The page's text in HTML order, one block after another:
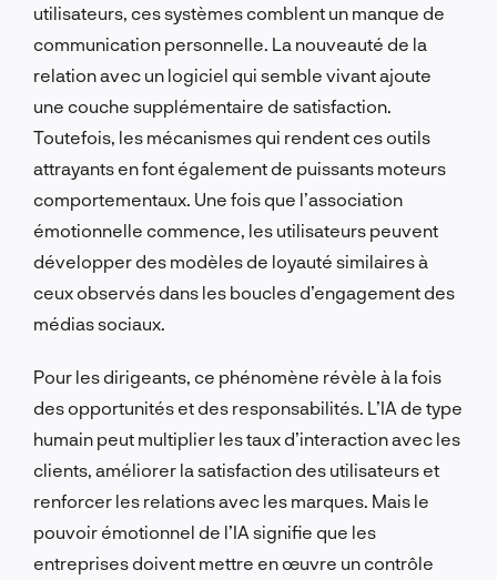
utilisateurs, ces systèmes comblent un manque de
communication personnelle. La nouveauté de la
relation avec un logiciel qui semble vivant ajoute
une couche supplémentaire de satisfaction.
Toutefois, les mécanismes qui rendent ces outils
attrayants en font également de puissants moteurs
comportementaux. Une fois que l’association
émotionnelle commence, les utilisateurs peuvent
développer des modèles de loyauté similaires à
ceux observés dans les boucles d’engagement des
médias sociaux.
Pour les dirigeants, ce phénomène révèle à la fois
des opportunités et des responsabilités. L’IA de type
humain peut multiplier les taux d’interaction avec les
clients, améliorer la satisfaction des utilisateurs et
renforcer les relations avec les marques. Mais le
pouvoir émotionnel de l’IA signifie que les
entreprises doivent mettre en œuvre un contrôle